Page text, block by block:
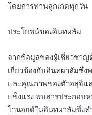
โดยการทานลูกเกดทุกวัน
ประโยชน์ของอินทผลัม
จากข้อมูลของผู้เชี่ยวชา
เกี่ยวข้องกับอินทผาลัมซึ่
และคุณภาพของตัวอสุจิแ
แข็งแรง พบสารประกอบ
โวนอยด์ในอินทผาลัมซึ่งท